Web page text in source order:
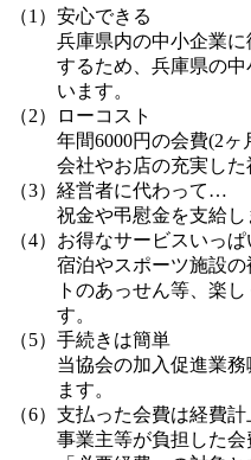
（1）安心できる
兵庫県内の中小企業
するため、兵庫県の
います。
（2）ローコスト
年間6000円の会費(2ヶ
会社やお店の充実した
（3）経営者に代わって…
祝金や弔慰金を支給し
（4）お得なサービスいっぱ
宿泊やスポーツ施設
トのあっせん等、楽
す。
（5）手続きは簡単
当協会の加入促進業
ます。
（6）支払った会費は経費
事業主等が負担した